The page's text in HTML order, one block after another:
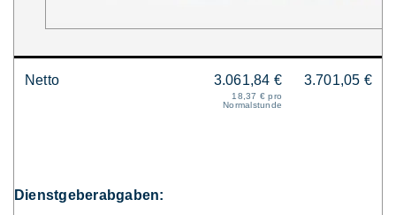
Netto 3.061,84 €
18,37 € pro
Normalstunde
3.701,05 €
Dienstgeberabgaben: